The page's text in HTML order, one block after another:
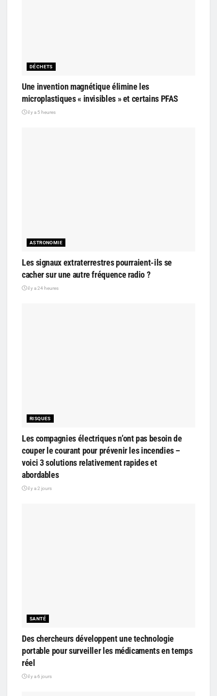
DÉCHETS
Une invention magnétique élimine les
microplastiques « invisibles » et certains PFAS
il y a 5 heures
ASTRONOMIE
Les signaux extraterrestres pourraient-ils se
cacher sur une autre fréquence radio ?
il y a 24 heures
RISQUES
Les compagnies électriques n’ont pas besoin de
couper le courant pour prévenir les incendies –
voici 3 solutions relativement rapides et
abordables
il y a 2 jours
SANTÉ
Des chercheurs développent une technologie
portable pour surveiller les médicaments en temps
réel
il y a 6 jours